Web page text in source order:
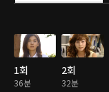
1회
36분
2회
32분